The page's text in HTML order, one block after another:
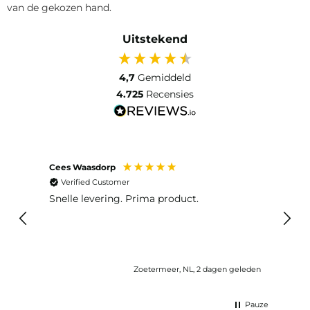
van de gekozen hand.
Uitstekend
4,7 Gemiddeld
4.725 Recensies
Cees Waasdorp
Verified Customer
Snelle levering. Prima product.
Zoetermeer, NL, 2 dagen geleden
lang
Pauze